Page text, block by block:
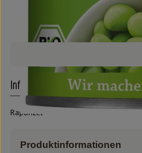
Info
Rapunzel
Produktinformationen